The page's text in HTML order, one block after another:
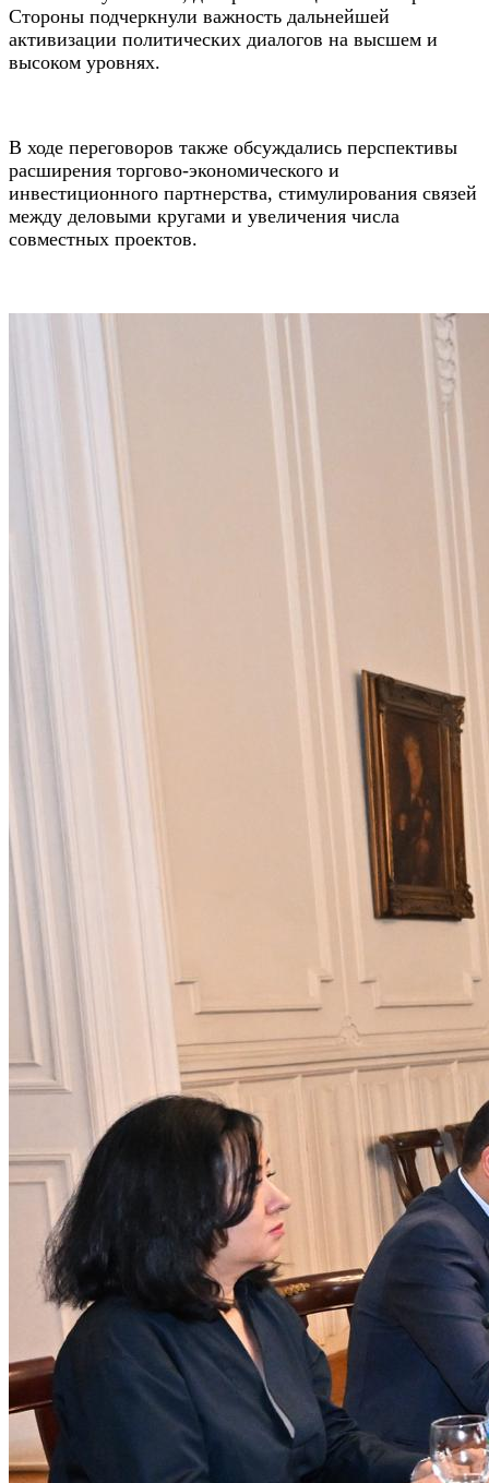
Стороны подчеркнули важность дальнейшей
активизации политических диалогов на высшем и
высоком уровнях.
В ходе переговоров также обсуждались перспективы
расширения торгово-экономического и
инвестиционного партнерства, стимулирования связей
между деловыми кругами и увеличения числа
совместных проектов.